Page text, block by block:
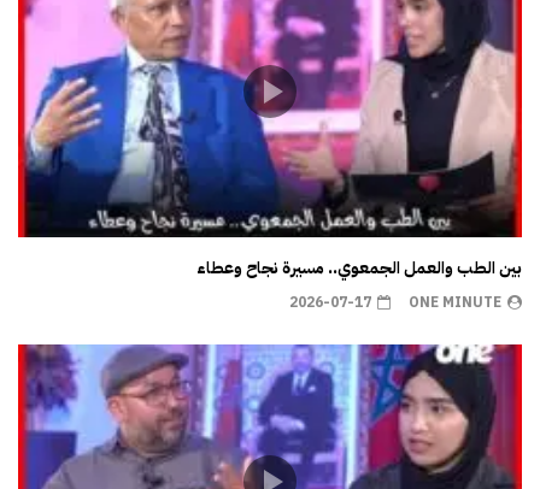
بين الطب والعمل الجمعوي.. مسيرة نجاح وعطاء
ONE MINUTE
2026-07-17